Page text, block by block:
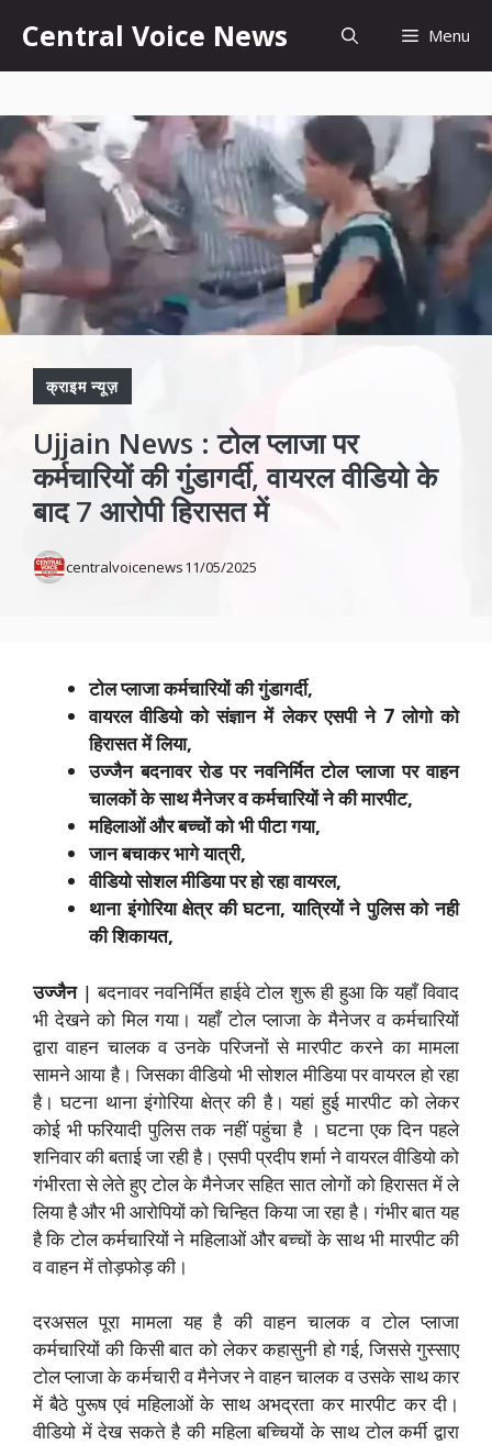
content
Central Voice News Menu
क्राइम न्यूज़
Ujjain News : टोल प्लाजा पर
कर्मचारियों की गुंडागर्दी, वायरल वीडियो के
बाद 7 आरोपी हिरासत में
centralvoicenews11/05/2025
टोल प्लाजा कर्मचारियों की गुंडागर्दी,
वायरल वीडियो को संज्ञान में लेकर एसपी ने 7 लोगो को
हिरासत में लिया,
उज्जैन बदनावर रोड पर नवनिर्मित टोल प्लाजा पर वाहन
चालकों के साथ मैनेजर व कर्मचारियों ने की मारपीट,
महिलाओं और बच्चों को भी पीटा गया,
जान बचाकर भागे यात्री,
वीडियो सोशल मीडिया पर हो रहा वायरल,
थाना इंगोरिया क्षेत्र की घटना, यात्रियों ने पुलिस को नही
की शिकायत,
उज्जैन| बदनावर नवनिर्मित हाईवे टोल शुरू ही हुआ कि यहाँ विवाद
भी देखने को मिल गया। यहाँ टोल प्लाजा के मैनेजर व कर्मचारियों
द्वारा वाहन चालक व उनके परिजनों से मारपीट करने का मामला
सामने आया है। जिसका वीडियो भी सोशल मीडिया पर वायरल हो रहा
है। घटना थाना इंगोरिया क्षेत्र की है। यहां हुई मारपीट को लेकर
कोई भी फरियादी पुलिस तक नहीं पहुंचा है । घटना एक दिन पहले
शनिवार की बताई जा रही है। एसपी प्रदीप शर्मा ने वायरल वीडियो को
गंभीरता से लेते हुए टोल के मैनेजर सहित सात लोगों को हिरासत में ले
लिया है और भी आरोपियों को चिन्हित किया जा रहा है। गंभीर बात यह
है कि टोल कर्मचारियों ने महिलाओं और बच्चों के साथ भी मारपीट की
व वाहन में तोड़फोड़ की।
दरअसल पूरा मामला यह है की वाहन चालक व टोल प्लाजा
कर्मचारियों की किसी बात को लेकर कहासुनी हो गई, जिससे गुस्साए
टोल प्लाजा के कर्मचारी व मैनेजर ने वाहन चालक व उसके साथ कार
में बैठे पुरूष एवं महिलाओं के साथ अभद्रता कर मारपीट कर दी।
वीडियो में देख सकते है की महिला बच्चियों के साथ टोल कर्मी द्वारा